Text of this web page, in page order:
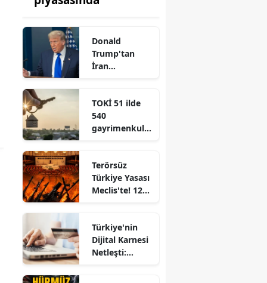
Donald
Trump'tan
İran
hâlâ seçenek
TOKİ 51 ilde
540
gayrimenkulü
Terörsüz
Türkiye Yasası
Meclis'te! 12
Türkiye'nin
Dijital Karnesi
Netleşti: